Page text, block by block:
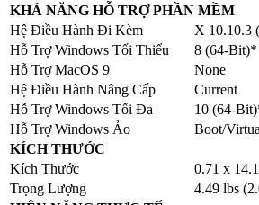
KHẢ NĂNG HỖ TRỢ PHẦN MỀM
Hệ Điều Hành Đi Kèm
X 10.10.3
Hỗ Trợ Windows Tối Thiểu
8 (64-Bit)*
Hỗ Trợ MacOS 9
None
Hệ Điều Hành Nâng Cấp
Current
Hỗ Trợ Windows Tối Đa
10 (64-
Hỗ Trợ Windows Ảo
Boot/
KÍCH THƯỚC
Kích Thước
0.71 x
Trọng Lượng
4.49 lbs